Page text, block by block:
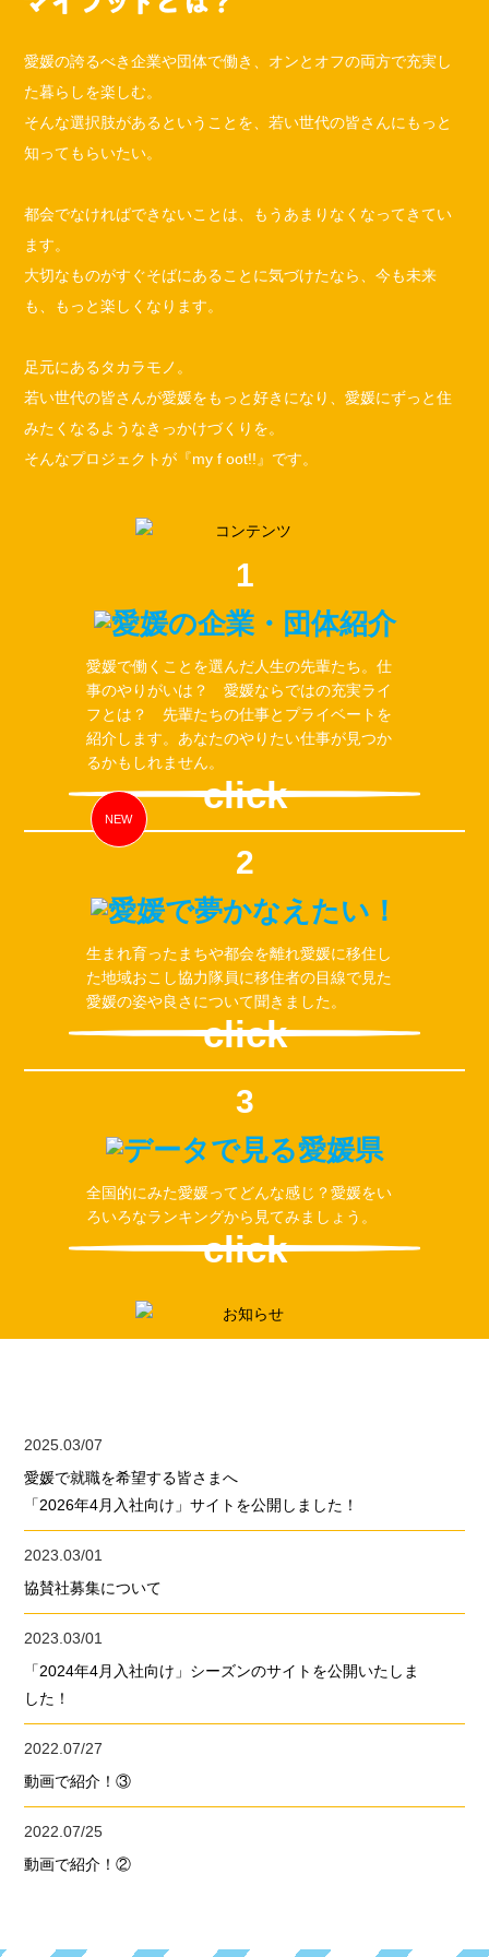
愛媛の誇るべき企業や団体で働き、オンとオフの両方で充実し
た暮らしを楽しむ。
そんな選択肢があるということを、若い世代の皆さんにもっと
知ってもらいたい。
都会でなければできないことは、もうあまりなくなってきてい
ます。
大切なものがすぐそばにあることに気づけたなら、今も未来
も、もっと楽しくなります。
足元にあるタカラモノ。
若い世代の皆さんが愛媛をもっと好きになり、愛媛にずっと住
みたくなるようなきっかけづくりを。
そんなプロジェクトが『my f oot!!』です。
1
愛媛で働くことを選んだ人生の先輩たち。仕
事のやりがいは？ 愛媛ならではの充実ライ
フとは？ 先輩たちの仕事とプライベートを
紹介します。あなたのやりたい仕事が見つか
るかもしれません。
click
NEW
2
生まれ育ったまちや都会を離れ愛媛に移住し
た地域おこし協力隊員に移住者の目線で見た
愛媛の姿や良さについて聞きました。
click
3
全国的にみた愛媛ってどんな感じ？愛媛をい
ろいろなランキングから見てみましょう。
click
2025.03/07
愛媛で就職を希望する皆さまへ
「2026年4月入社向け」サイトを公開しました！
2023.03/01
協賛社募集について
2023.03/01
「2024年4月入社向け」シーズンのサイトを公開いたしま
した！
2022.07/27
動画で紹介！③
2022.07/25
動画で紹介！②